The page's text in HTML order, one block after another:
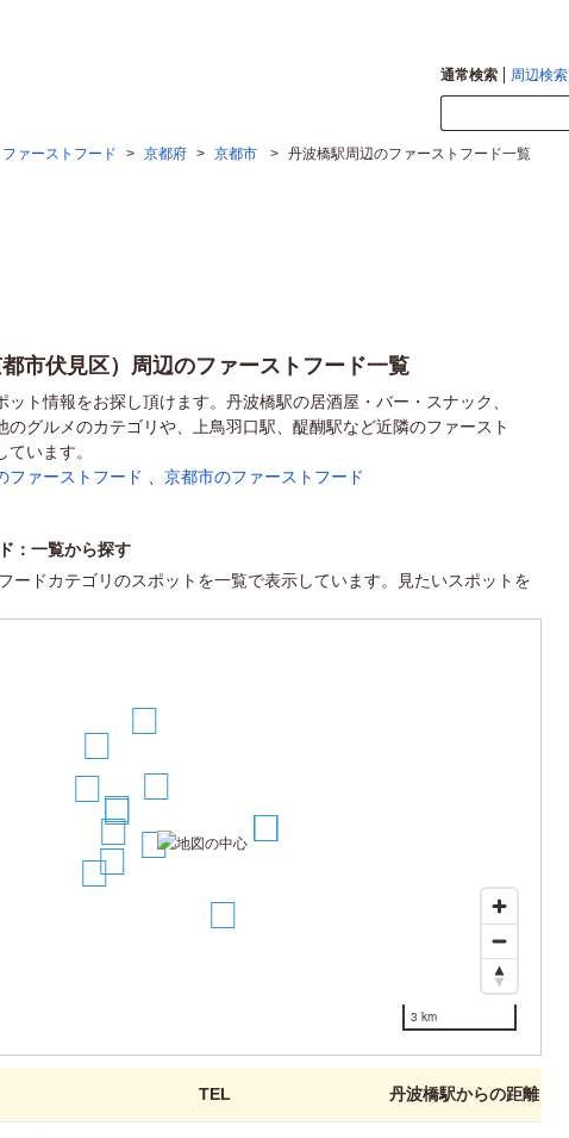
通常検索 周辺検索
ファーストフード > 京都府 > 京都市 > 丹波橋駅周辺のファーストフード一覧
市伏見区）周辺のファーストフード一覧
ト情報をお探し頂けます。丹波橋駅の居酒屋・バー・スナック、
のグルメのカテゴリや、上鳥羽口駅、醍醐駅など近隣のファースト
います。
ファーストフード 京都市のファーストフード
：一覧から探す
ードカテゴリのスポットを一覧で表示しています。見たいスポットを
1
5
3 km
TEL 丹波橋駅からの距離